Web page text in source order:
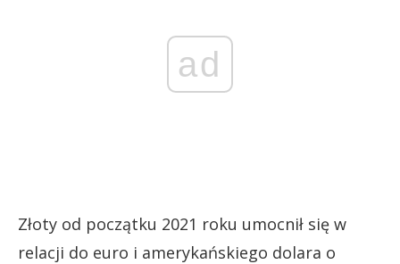
ad
Złoty od początku 2021 roku umocnił się w
relacji do euro i amerykańskiego dolara o